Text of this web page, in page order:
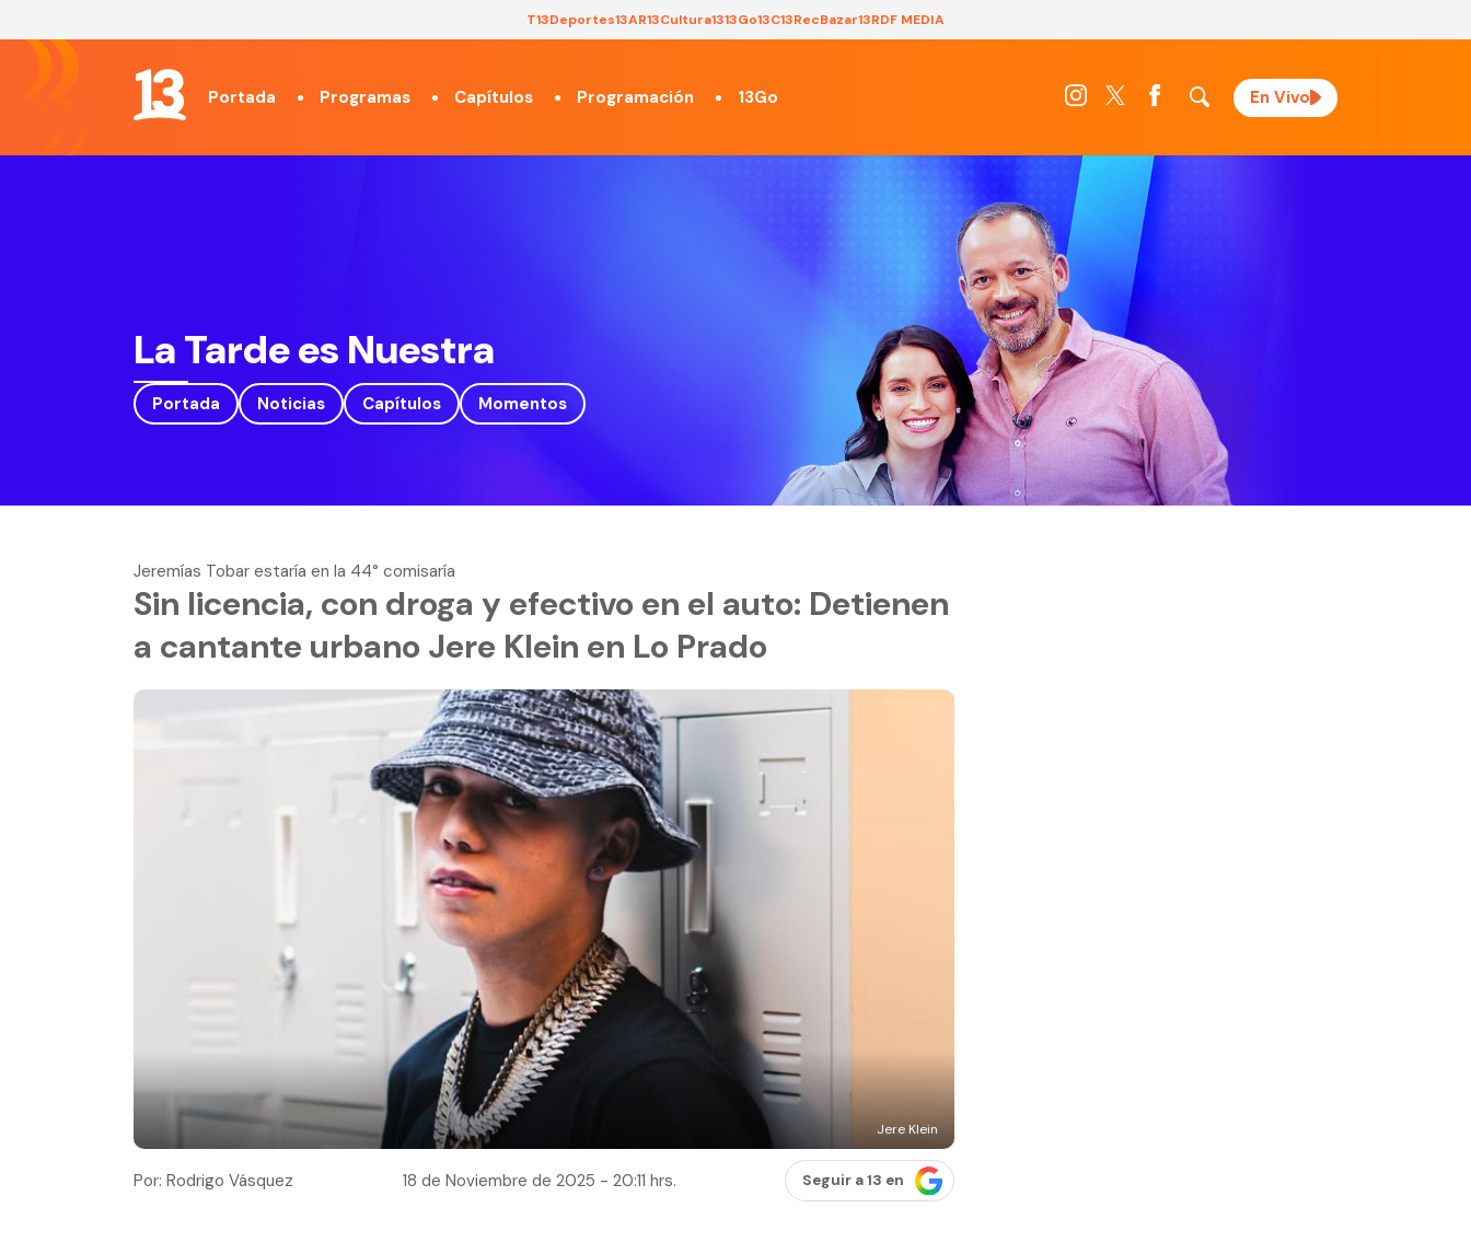
T13Deportes13AR13Cultura1313Go13C13RecBazar13RDF MEDIA
Portada Programas Capítulos Programación 13Go En Vivo
La Tarde es Nuestra
Portada Noticias Capítulos Momentos
Jeremías Tobar estaría en la 44° comisaría
Sin licencia, con droga y efectivo en el auto: Detienen
a cantante urbano Jere Klein en Lo Prado
Jere Klein
Por: Rodrigo Vásquez 18 de Noviembre de 2025 - 20:11 hrs. Seguir a 13 en